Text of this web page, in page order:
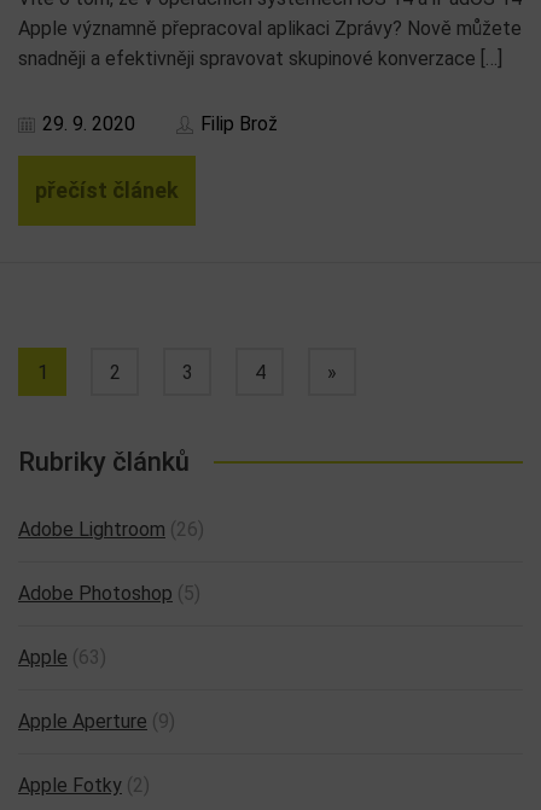
Apple významně přepracoval aplikaci Zprávy? Nově můžete
snadněji a efektivněji spravovat skupinové konverzace […]
29. 9. 2020 Filip Brož
přečíst článek
1 2 3 4 »
Rubriky článků
Adobe Lightroom (26)
Adobe Photoshop (5)
Apple (63)
Apple Aperture (9)
Apple Fotky (2)